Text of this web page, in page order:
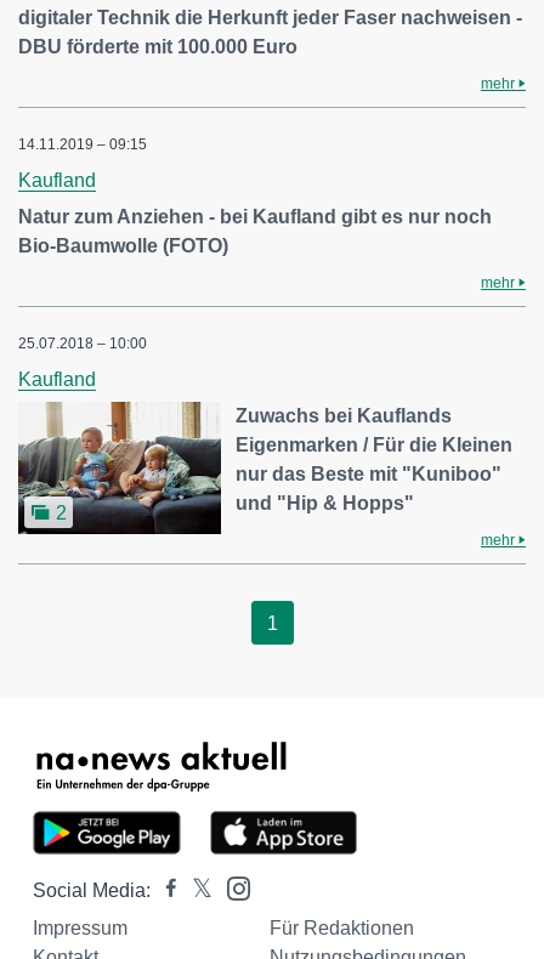
digitaler Technik die Herkunft jeder Faser nachweisen -
DBU förderte mit 100.000 Euro
mehr
14.11.2019 – 09:15
Kaufland
Natur zum Anziehen - bei Kaufland gibt es nur noch
Bio-Baumwolle (FOTO)
mehr
25.07.2018 – 10:00
Kaufland
2
Zuwachs bei Kauflands
Eigenmarken / Für die Kleinen
nur das Beste mit "Kuniboo"
und "Hip & Hopps"
mehr
1
Social Media:
Impressum
Für Redaktionen